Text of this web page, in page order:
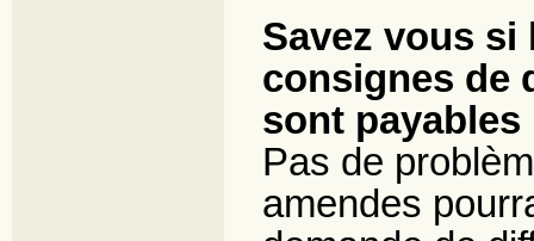
Savez vous si
consignes de
sont
Pas de
amendes